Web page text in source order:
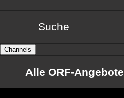
Suche
Channels
Alle ORF-Angebote